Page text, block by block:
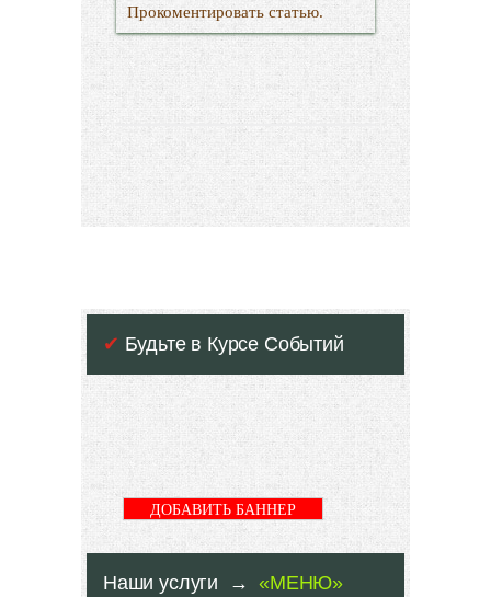
Прокоментировать статью.
✔ Будьте в Курсе Событий
ДОБАВИТЬ БАННЕР
Наши услуги →«МЕНЮ»